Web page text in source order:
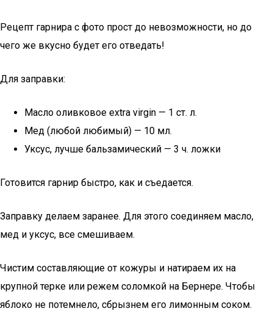
Рецепт гарнира с фото прост до невозможности, но до
чего же вкусно будет его отведать!
Для заправки:
Масло оливковое extra virgin — 1 ст. л.
Мед (любой любимый) — 10 мл.
Уксус, лучше бальзамический — 3 ч. ложки
Готовится гарнир быстро, как и съедается.
Заправку делаем заранее. Для этого соединяем масло,
мед и уксус, все смешиваем.
Чистим составляющие от кожуры и натираем их на
крупной терке или режем соломкой на Бернере. Чтобы
яблоко не потемнело, сбрызнем его лимонным соком.